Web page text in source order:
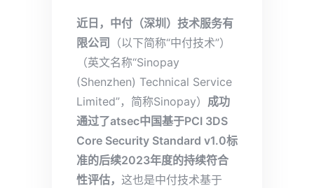
近日，中付（深圳）技术服务有
限公司
（以下简称“中付技术”）
（英文名称“Sinopay
(Shenzhen) Technical Service
Limited”，简称Sinopay） 成功
通过了atsec中国基于PCI 3DS
Core Security Standard v1.0标
准的后续2023年度的持续符合
性评估， 这也是中付技术基于